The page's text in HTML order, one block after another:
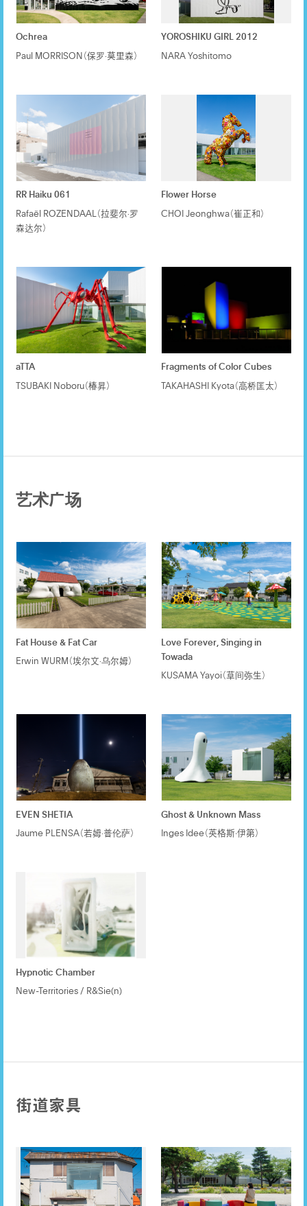
Ochrea
Paul MORRISON（保罗·莫里森）
YOROSHIKU GIRL 2012
NARA Yoshitomo
RR Haiku 061
Rafaël ROZENDAAL（拉斐尔·罗
森达尔）
Flower Horse
CHOI Jeonghwa（崔正和）
aTTA
TSUBAKI Noboru（椿昇）
Fragments of Color Cubes
TAKAHASHI Kyota（高桥匡太）
艺术广场
Fat House & Fat Car
Erwin WURM（埃尔文·乌尔姆）
Love Forever, Singing in
Towada
KUSAMA Yayoi（草间弥生）
EVEN SHETIA
Jaume PLENSA（若姆·普伦萨）
Ghost & Unknown Mass
Inges Idee（英格斯‧伊第）
Hypnotic Chamber
New-Territories / R&Sie(n)
街道家具